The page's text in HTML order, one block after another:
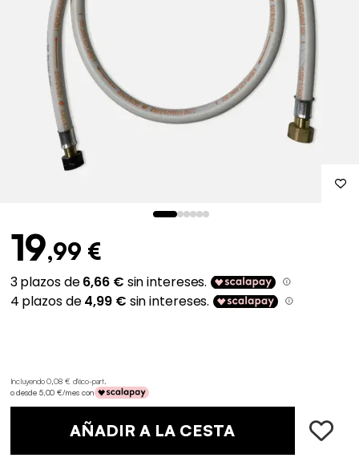
19,99 €
Incluyendo 0,08 € d'éco-part.
o desde 5,00 €/mes con
AÑADIR A LA CESTA